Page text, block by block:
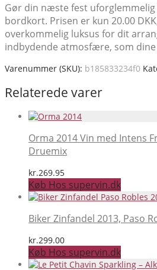
Gør din næste fest uforglemmelig
bordkort. Prisen er kun 20.00
overkommelig luksus for dit
indbydende atmosfære, som
Varenummer (SKU): b185833234f0
Relaterede varer
Orma 2014 Vin med Intens
Druemix
kr.269.95
Køb Hos supervin.dk
Biker Zinfandel 2013, Paso
kr.299.00
Køb Hos supervin.dk